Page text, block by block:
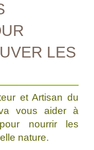
LES
et Artisan du
vous aider à
nourrir les
nature.